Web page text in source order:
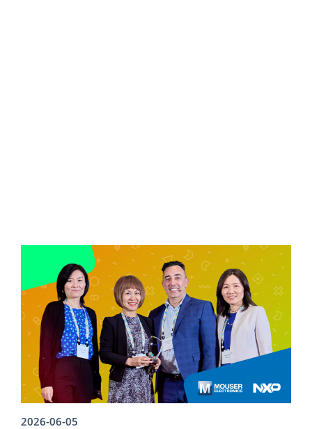
2026-06-05